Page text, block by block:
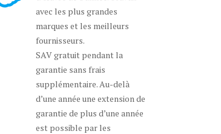
avec les plus grandes
marques et les meilleurs
fournisseurs.
SAV gratuit pendant la
garantie sans frais
supplémentaire. Au-delà
d’une année une extension de
garantie de plus d’une année
est possible par les